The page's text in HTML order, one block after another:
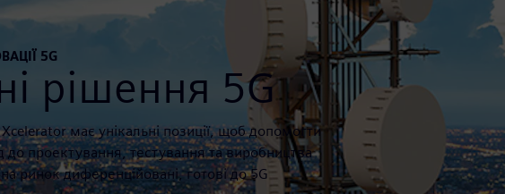
5G
рішення 5G
має унікальні позиції, щоб допомогти
до проектування, тестування та виробництва
ринок диференційовані, готові до 5G